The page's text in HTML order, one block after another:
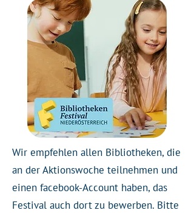
​Wir empfehlen allen Bibliotheken, die
an der Aktionswoche teilnehmen und
einen facebook-Account haben, das
Festival auch dort zu bewerben. Bitte